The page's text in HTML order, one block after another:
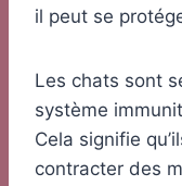
il peut se
Les chats sont
système
Cela signifie
contracter des